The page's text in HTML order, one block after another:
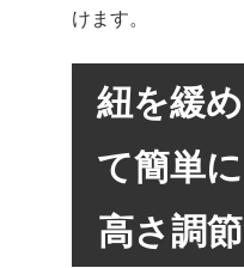
けます。
紐を緩め
て簡単に
高さ調節